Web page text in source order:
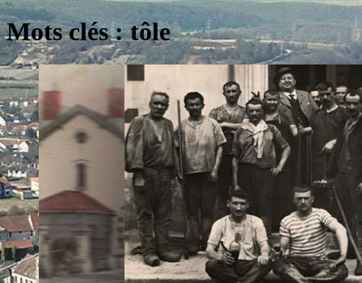
Mots clés : tôle